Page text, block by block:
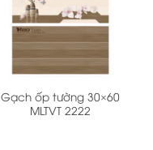
Gạch ốp tường 30×60
MLTVT 2222